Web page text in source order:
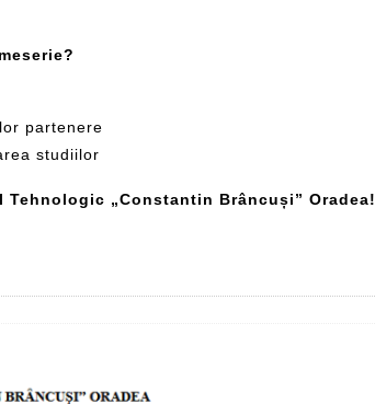
partenere
studiilor
„Constantin Brâncuși” Oradea!